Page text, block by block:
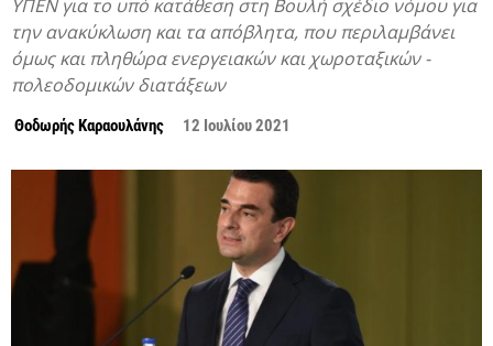
ΥΠΕΝ για το υπό κατάθεση στη Βουλή σχέδιο νόμου για
την ανακύκλωση και τα απόβλητα, που περιλαμβάνει
όμως και πληθώρα ενεργειακών και χωροταξικών -
πολεοδομικών διατάξεων
Θοδωρής Καραουλάνης 12 Ιουλίου 2021